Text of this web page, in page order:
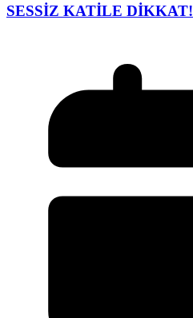
SESSİZ KATİLE DİKKAT!